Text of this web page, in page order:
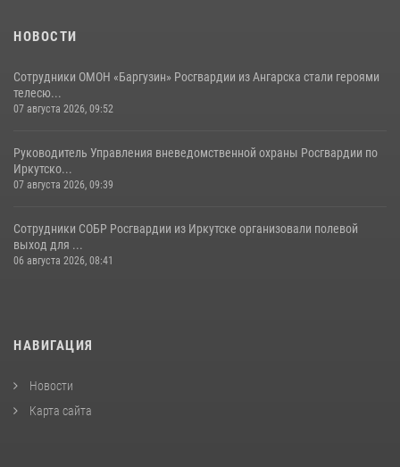
НОВОСТИ
Сотрудники ОМОН «Баргузин» Росгвардии из Ангарска стали героями
телесю...
07 августа 2026, 09:52
Руководитель Управления вневедомственной охраны Росгвардии по
Иркутско...
07 августа 2026, 09:39
Сотрудники СОБР Росгвардии из Иркутске организовали полевой
выход для ...
06 августа 2026, 08:41
НАВИГАЦИЯ
Новости
Карта сайта